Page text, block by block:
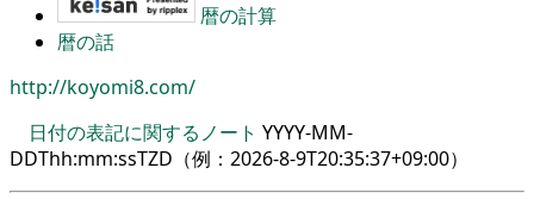
暦の計算
暦の話
http://koyomi8.com/
日付の表記に関するノート YYYY-MM-
DDThh:mm:ssTZD（例： 2026-8-9T20:35:37+09:00）